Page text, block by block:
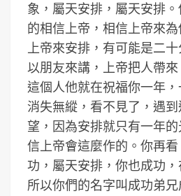
象，屬天安排，屬天安排
的相信上帝，相信上帝來
上帝來安排，有可能是二
以朋友來講，上帝把人帶來
這個人他就在祝福你一年
消失無縱，看不見了，遇
望，因為安排就只有一年
信上帝會這麼作的。你再
功，屬天安排，你也成功，
所以你們的名字叫成功弟